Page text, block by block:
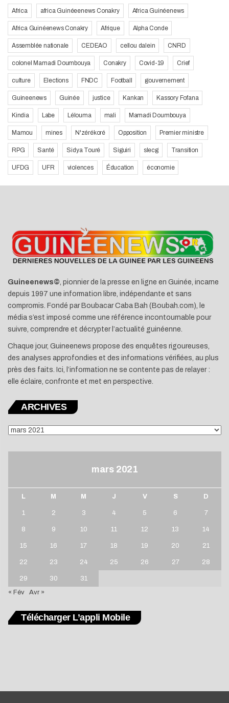
Africa africa Guinéeenews Conakry Africa Guinéenews
Africa Guinéenews Conakry Afrique Alpha Conde
Assemblée nationale CEDEAO cellou dalein CNRD
colonel Mamadi Doumbouya Conakry Covid-19 Crief
culture Elections FNDC Football gouvernement
Guineenews Guinée justice Kankan Kassory Fofana
Kindia Labe Lélouma mali Mamadi Doumbouya
Mamou mines N'zérékoré Opposition Premier ministre
RPG Santé Sidya Touré Siguiri slecg Transition
UFDG UFR violences Éducation économie
Guineenews©, pionnier de la presse en ligne en Guinée, incarne
depuis 1997 une information libre, indépendante et sans
compromis. Fondé par Boubacar Caba Bah (Boubah.com), le
média s’est imposé comme une référence incontournable pour
suivre, comprendre et décrypter l’actualité guinéenne.
Chaque jour, Guineenews propose des enquêtes rigoureuses,
des analyses approfondies et des informations vérifiées, au plus
près des faits. Ici, l’information ne se contente pas de relayer :
elle éclaire, confronte et met en perspective.
ARCHIVES
ARCHIVES
mars 2021
L M M J V S D
1 2 3 4 5 6 7
8 9 10 11 12 13 14
15 16 17 18 19 20 21
22 23 24 25 26 27 28
29 30
31
« Fév
Avr »
Télécharger L’appli Mobile